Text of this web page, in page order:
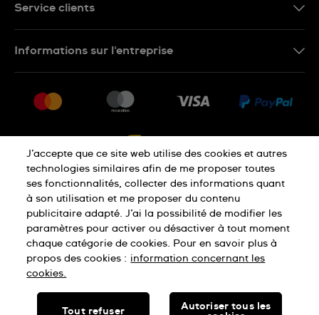
Service clients
Retour
Conditions De Vente
Droit de rétractation
Informations sur l'entreprise
Jobs
Déclaration De Confidentialité
Cookies Conditions D'Utilisation
SWISS MADE
J’accepte que ce site web utilise des cookies et autres
technologies similaires afin de me proposer toutes
ses fonctionnalités, collecter des informations quant
à son utilisation et me proposer du contenu
publicitaire adapté. J’ai la possibilité de modifier les
paramètres pour activer ou désactiver à tout moment
chaque catégorie de cookies. Pour en savoir plus à
propos des cookies : information concernant les
cookies.
Tout refuser
Autoriser tous les